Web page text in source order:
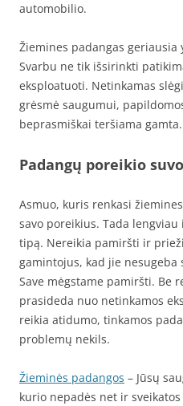
automobilio.
Žiemines padangas
Svarbu ne tik išsirinkti
eksploatuoti. Netinkamas
grėsmė saugumui,
beprasmiškai teršiama gamta.
Padangų poreikio
Asmuo, kuris renkasi
savo poreikius. Tada
tipą. Nereikia pamiršti ir
gamintojus, kad jie
Save mėgstame pamiršti. Be
prasideda nuo netinkamos
reikia atidumo, tinkamos
problemų nekils.
Žieminės padangos – Jūsų
kurio nepadės net ir